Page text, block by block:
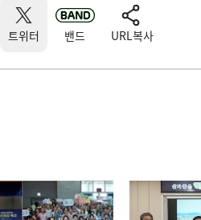
트위터 밴드 URL복사